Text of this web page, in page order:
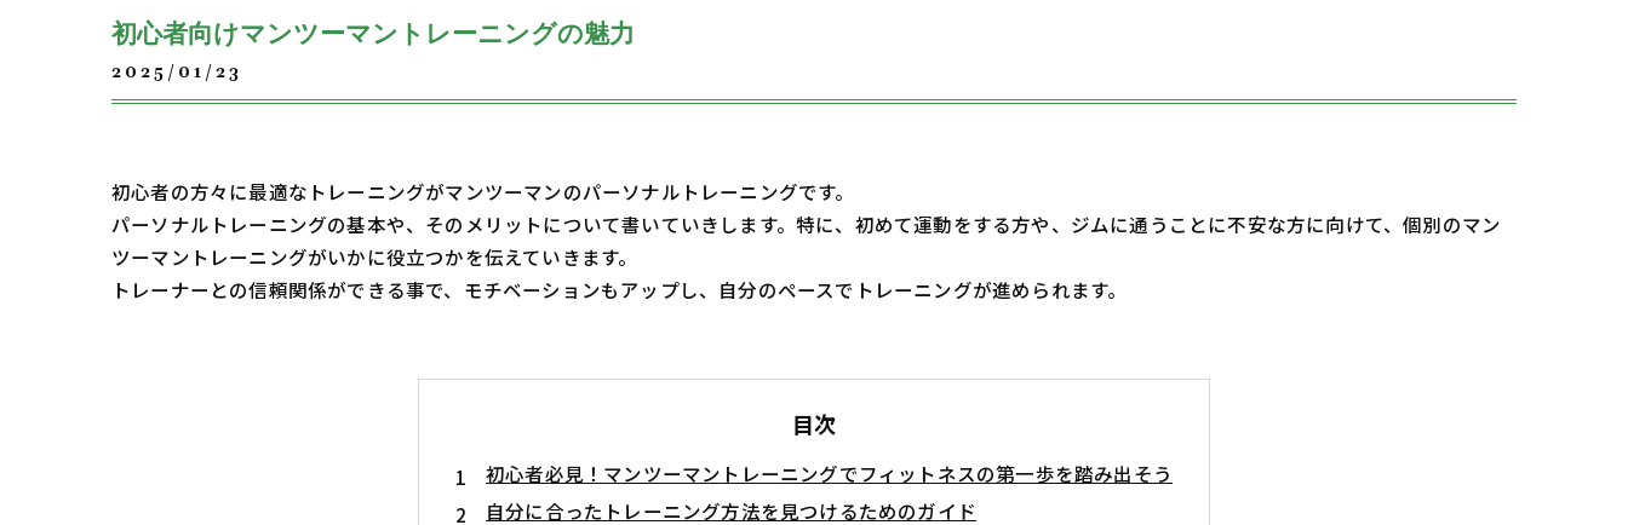
初心者向けマンツーマントレーニングの魅力
2025/01/23
初心者の方々に最適なトレーニングがマンツーマンのパーソナルトレーニングです。
パーソナルトレーニングの基本や、そのメリットについて書いていきします。特に、初めて運動をする方や、ジムに通うことに不安な方に向けて、個別のマン
ツーマントレーニングがいかに役立つかを伝えていきます。
トレーナーとの信頼関係ができる事で、モチベーションもアップし、自分のペースでトレーニングが進められます。
目次
初心者必見！マンツーマントレーニングでフィットネスの第一歩を踏み出そう
自分に合ったトレーニング方法を見つけるためのガイド